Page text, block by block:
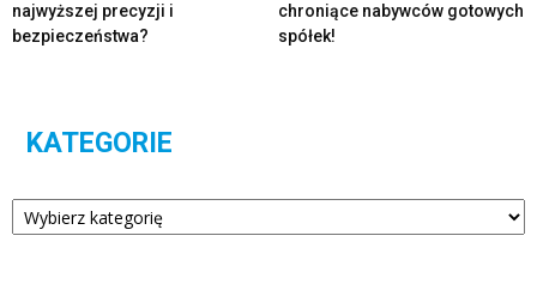
najwyższej precyzji i
bezpieczeństwa?
chroniące nabywców gotowych
spółek!
KATEGORIE
Kategorie